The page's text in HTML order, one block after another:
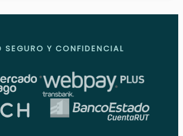
SEGURO Y CONFIDENCIAL